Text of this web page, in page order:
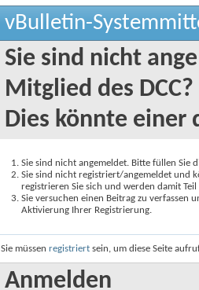
vBulletin-
Sie sind nicht
Mitglied des DCC?
Dies könnte einer
Sie sind nicht angemeldet. Bitte füllen Sie
Sie sind nicht registriert/angemeldet und
registrieren Sie sich und werden damit
Sie versuchen einen Beitrag zu verfassen
Aktivierung Ihrer Registrierung.
Sie müssen registriert sein, um diese Seite
Anmelden